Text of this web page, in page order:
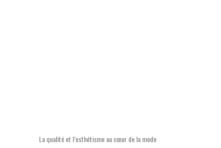
La qualité et l’esthétisme au cœur de la mode